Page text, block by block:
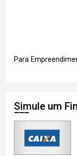
Para
Simule um